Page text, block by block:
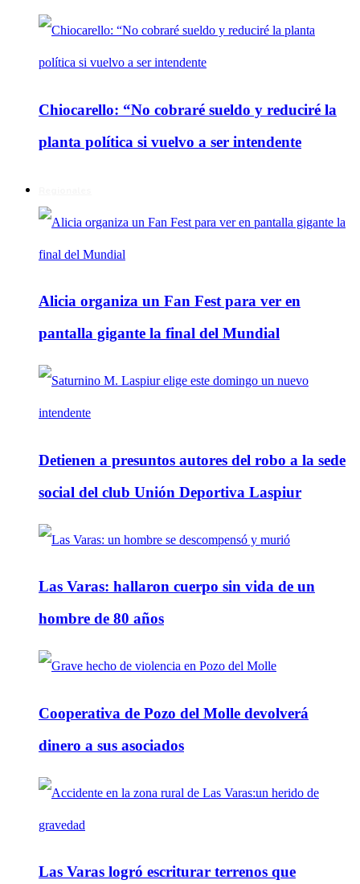
Chiocarello: “No cobraré sueldo y reduciré la
planta política si vuelvo a ser intendente
Alicia organiza un Fan Fest para ver en
pantalla gigante la final del Mundial
Detienen a presuntos autores del robo a la sede
social del club Unión Deportiva Laspiur
Las Varas: hallaron cuerpo sin vida de un
hombre de 80 años
Cooperativa de Pozo del Molle devolverá
dinero a sus asociados
Las Varas logró escriturar terrenos que